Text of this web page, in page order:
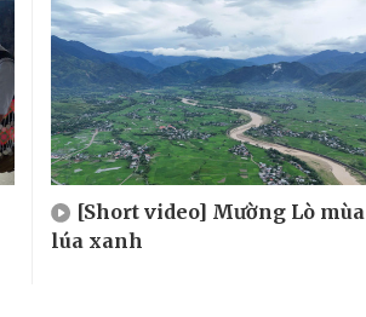
[Short video] Mường Lò mùa
lúa xanh